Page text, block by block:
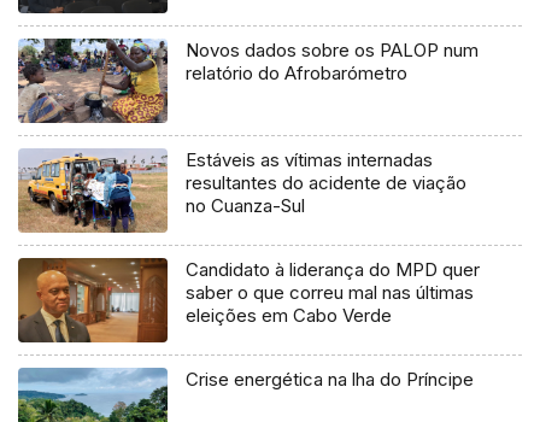
Novos dados sobre os PALOP num
relatório do Afrobarómetro
Estáveis as vítimas internadas
resultantes do acidente de viação
no Cuanza-Sul
Candidato à liderança do MPD quer
saber o que correu mal nas últimas
eleições em Cabo Verde
Crise energética na lha do Príncipe